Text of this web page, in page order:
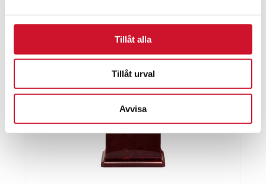
Tillåt alla
Tillåt urval
Avvisa